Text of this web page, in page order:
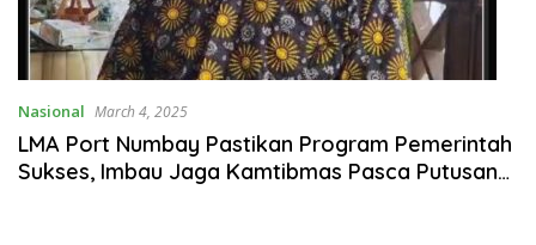
Nasional March 4, 2025
LMA Port Numbay Pastikan Program Pemerintah
Sukses, Imbau Jaga Kamtibmas Pasca Putusan